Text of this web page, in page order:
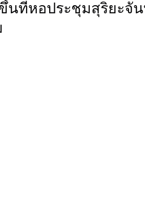
นที่หอประชุมสุริยะจั